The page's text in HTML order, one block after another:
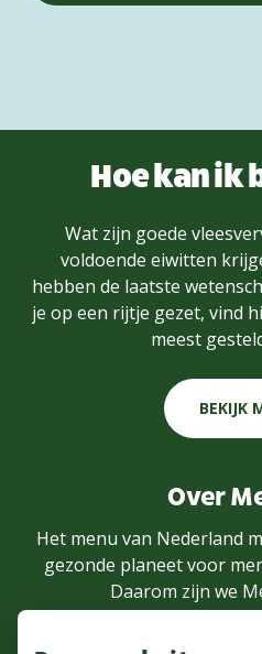
Hoe kan ik
Wat zijn goede
voldoende eiwitten
hebben de laatste
je op een rijtje gezet, vind
meest
BEKIJK
Over
Het menu van Nederland
gezonde planeet voor
Daarom zijn we